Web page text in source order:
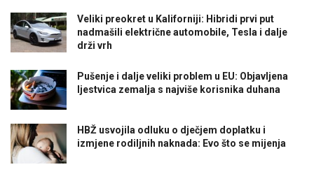
Veliki preokret u Kaliforniji: Hibridi prvi put
nadmašili električne automobile, Tesla i dalje
drži vrh
Pušenje i dalje veliki problem u EU: Objavljena
ljestvica zemalja s najviše korisnika duhana
HBŽ usvojila odluku o dječjem doplatku i
izmjene rodiljnih naknada: Evo što se mijenja